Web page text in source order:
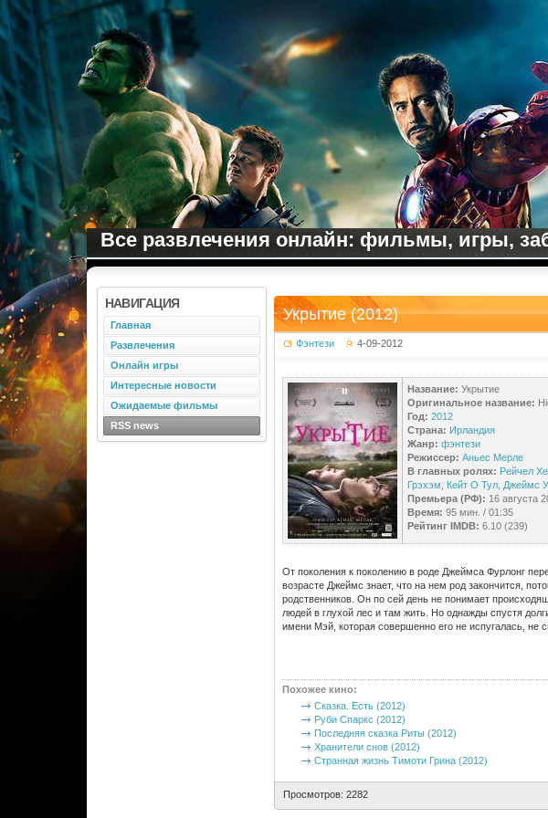
Все развлечения онлайн: фильмы, игры,
Укрытие (2012)
Фэнтези 4-09-2012
Название: Укрытие
Оригинальное название:
Год: 2012
Страна: Ирландия
Жанр: фэнтези
Режиссер: Аньес Мерле
В главных ролях: Рейчел
Грэхэм
Кейт О Тул, Джеймс
Премьера (РФ): 16 августа
Время: 95 мин. / 01:35
Рейтинг IMDB: 6.10 (239)
От поколения к поколению в роде Джеймса Фурлонг
возрасте Джеймс знает, что на нем род закончится,
родственников. Он по сей день не понимает
людей в глухой лес и там жить. Но однажды спустя
имени Мэй, которая совершенно его не испугалась, не
Похожее кино:
Сказка. Есть (2012)
Руби Спаркс (2012)
Последняя сказка Риты (2012)
Хранители снов (2012)
Странная жизнь Тимоти Грина (2012)
Просмотров: 2282
НАВИГАЦИЯ
Главная
Развлечения
Онлайн игры
Интересные новости
Ожидаемые фильмы
RSS news